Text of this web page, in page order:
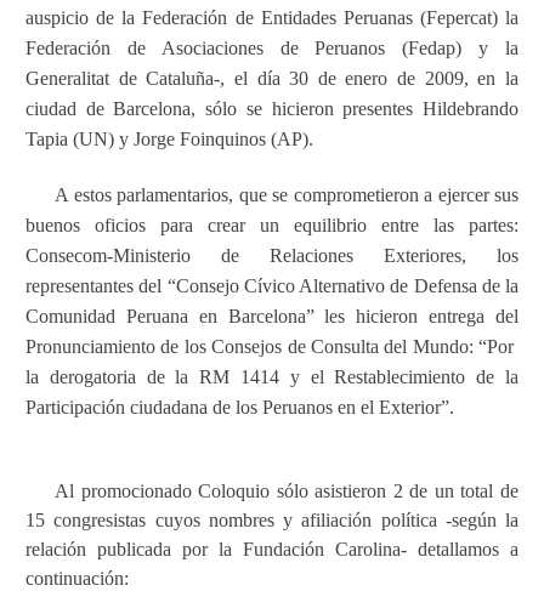
auspicio de la Federación de Entidades Peruanas (Fepercat) la
Federación de Asociaciones de Peruanos (Fedap) y la
Generalitat de Cataluña-, el día 30 de enero de 2009, en la
ciudad de Barcelona, sólo se hicieron presentes Hildebrando
Tapia (UN) y Jorge Foinquinos (AP).
A estos parlamentarios, que se comprometieron a ejercer sus
buenos oficios para crear un equilibrio entre las partes:
Consecom-Ministerio de Relaciones Exteriores, los
representantes del “Consejo Cívico Alternativo de Defensa de la
Comunidad Peruana en Barcelona” les hicieron entrega del
Pronunciamiento de los Consejos de Consulta del Mundo: “Por
la derogatoria de la RM 1414 y el Restablecimiento de la
Participación ciudadana de los Peruanos en el Exterior”.
Al promocionado Coloquio sólo asistieron 2 de un total de
15 congresistas cuyos nombres y afiliación política -según la
relación publicada por la Fundación Carolina- detallamos a
continuación: